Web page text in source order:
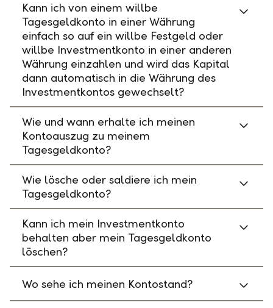
Kann ich von einem willbe
Tagesgeldkonto in einer Währung
einfach so auf ein willbe Festgeld oder
willbe Investmentkonto in einer anderen
Währung einzahlen und wird das Kapital
dann automatisch in die Währung des
Investmentkontos gewechselt?
Wie und wann erhalte ich meinen
Kontoauszug zu meinem
Tagesgeldkonto?
Wie lösche oder saldiere ich mein
Tagesgeldkonto?
Kann ich mein Investmentkonto
behalten aber mein Tagesgeldkonto
löschen?
Wo sehe ich meinen Kontostand?